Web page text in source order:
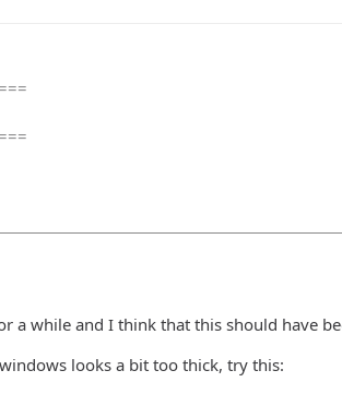
a while and I think that this should have
looks a bit too thick, try this: